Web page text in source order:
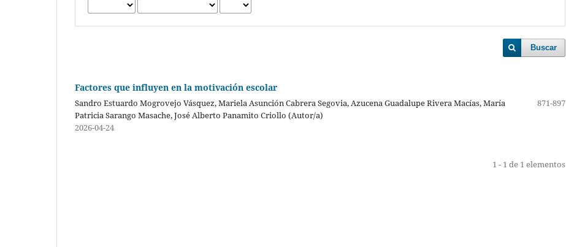
Buscar
Factores que influyen en la motivación escolar
Sandro Estuardo Mogrovejo Vásquez, Mariela Asunción Cabrera Segovia, Azucena Guadalupe Rivera Macías, María
Patricia Sarango Masache, José Alberto Panamito Criollo (Autor/a)
871-897
2026-04-24
1 - 1 de 1 elementos